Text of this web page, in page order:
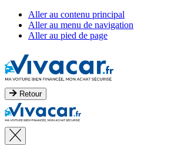
Aller au contenu principal
Aller au menu de navigation
Aller au pied de page
Retour